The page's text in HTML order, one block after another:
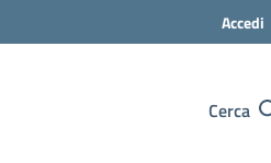
Accedi
Cerca